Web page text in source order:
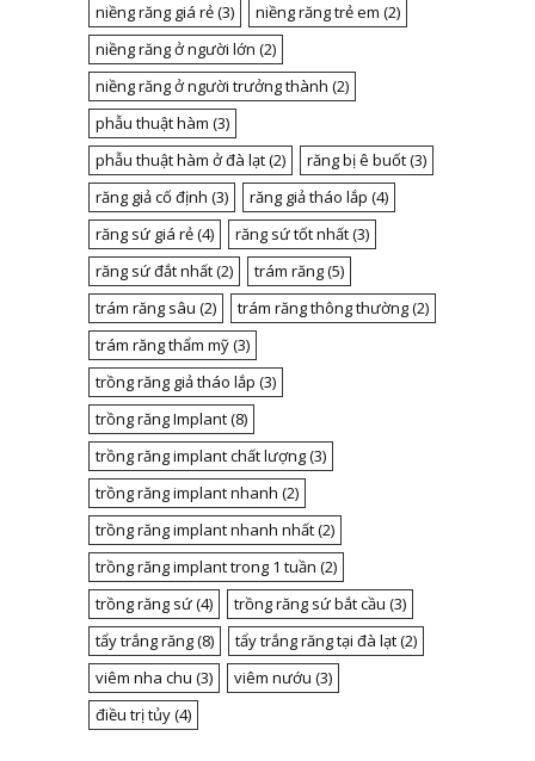
niềng răng giá rẻ(3) niềng răng trẻ em (2)
niềng răng ở người lớn (2)
niềng răng ở người trưởng thành (2)
phẫu thuật hàm (3)
phẫu thuật hàm ở đà lạt(2) răng bị ê buốt(3)
răng giả cố định (3) răng giả tháo lắp (4)
răng sứ giá rẻ(4) răng sứ tốt nhất(3)
răng sứ đắt nhất(2) trám răng(5)
trám răng sâu (2) trám răng thông thường(2)
trám răng thẩm mỹ(3)
trồng răng giả tháo lắp (3)
trồng răng Implant(8)
trồng răng implant chất lượng(3)
trồng răng implant nhanh (2)
trồng răng implant nhanh nhất(2)
trồng răng implant trong 1 tuần (2)
trồng răng sứ(4) trồng răng sứ bắt cầu (3)
tẩy trắng răng(8) tẩy trắng răng tại đà lạt(2)
viêm nha chu (3) viêm nướu (3)
điều trị tủy(4)